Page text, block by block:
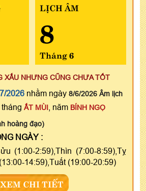
LỊCH ÂM
8
Tháng 6
XẤU NHƯNG CŨNG CHƯA TỐT
2026 nhằm ngày 8/6/2026 Âm lịch
, tháng ẤT MÙI , năm BÍNH NGỌ
hoàng đạo)
NGÀY :
(1:00-2:59),Thìn (7:00-8:59),Tỵ
14:59),Tuất (19:00-20:59)
XEM CHI TIẾT